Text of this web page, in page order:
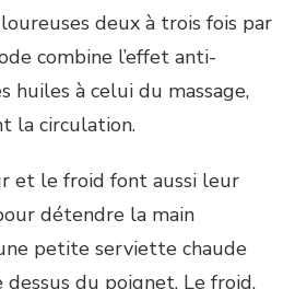
deux à trois fois par
combine l’effet anti-
huiles à celui du massage,
la circulation.
et le froid font aussi leur
détendre la main
petite serviette chaude
dessus du poignet. Le froid,